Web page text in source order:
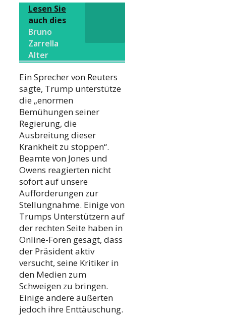
Lesen Sie
auch dies
Bruno
Zarrella
Alter
Ein Sprecher von Reuters
sagte, Trump unterstütze
die „enormen
Bemühungen seiner
Regierung, die
Ausbreitung dieser
Krankheit zu stoppen“.
Beamte von Jones und
Owens reagierten nicht
sofort auf unsere
Aufforderungen zur
Stellungnahme. Einige von
Trumps Unterstützern auf
der rechten Seite haben in
Online-Foren gesagt, dass
der Präsident aktiv
versucht, seine Kritiker in
den Medien zum
Schweigen zu bringen.
Einige andere äußerten
jedoch ihre Enttäuschung.